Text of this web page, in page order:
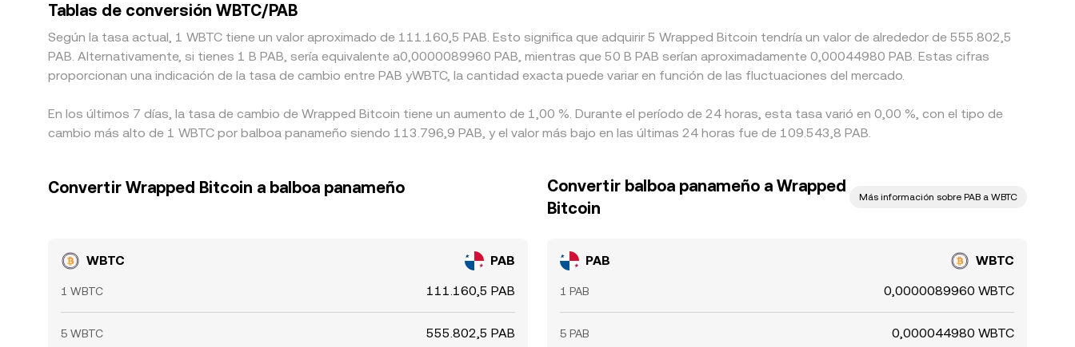
Tablas de conversión WBTC/PAB
Según la tasa actual, 1 WBTC tiene un valor aproximado de 111.160,5 PAB. Esto significa que adquirir 5 Wrapped Bitcoin tendría un valor de alrededor de 555.802,5
PAB. Alternativamente, si tienes 1 B PAB, sería equivalente a0,0000089960 PAB, mientras que 50 B PAB serían aproximadamente 0,00044980 PAB. Estas cifras
proporcionan una indicación de la tasa de cambio entre PAB yWBTC, la cantidad exacta puede variar en función de las fluctuaciones del mercado.
En los últimos 7 días, la tasa de cambio de Wrapped Bitcoin tiene un aumento de 1,00 %. Durante el período de 24 horas, esta tasa varió en 0,00 %, con el tipo de
cambio más alto de 1 WBTC por balboa panameño siendo 113.796,9 PAB, y el valor más bajo en las últimas 24 horas fue de 109.543,8 PAB.
Convertir Wrapped Bitcoin a balboa panameño
WBTC PAB
1 WBTC 111.160,5 PAB
5 WBTC 555.802,5 PAB
Convertir balboa panameño a Wrapped
Bitcoin
Más información sobre PAB a WBTC
PAB WBTC
1 PAB 0,0000089960 WBTC
5 PAB 0,000044980 WBTC